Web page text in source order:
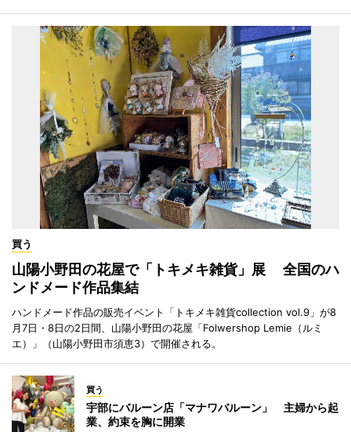
買う
山陽小野田の花屋で「トキメキ雑貨」展 全国のハ
ンドメード作品集結
ハンドメード作品の販売イベント「トキメキ雑貨collection vol.9」が8
月7日・8日の2日間、山陽小野田の花屋「Folwershop Lemie（ルミ
エ）」（山陽小野田市須恵3）で開催される。
買う
宇部にバルーン店「マナワバルーン」 主婦から起
業、約束を胸に開業